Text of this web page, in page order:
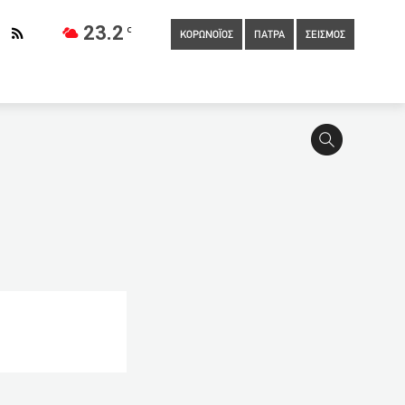
23.2 C
ΚΟΡΩΝΟΪΟΣ ΠΑΤΡΑ ΣΕΙΣΜΟΣ
Τροχαίο μετά από εκτροπή οχήματος στην Παραλία
Πάτρα – Εμπορικός Σύλλογος: Νέος